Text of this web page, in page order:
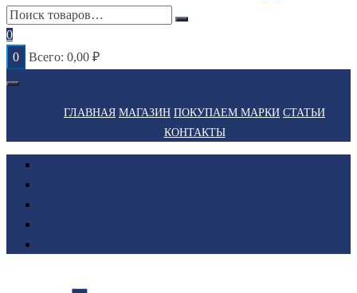
0
0
Всего: 0,00 ₽
ГЛАВНАЯ МАГАЗИН ПОКУПАЕМ МАРКИ СТАТЬИ
КОНТАКТЫ